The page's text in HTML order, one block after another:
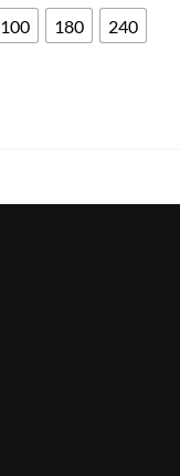
product
has
multiple
product
100 180
240